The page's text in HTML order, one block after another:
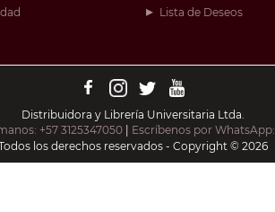
Lista de Deseos
Distribuidora y Librería Universitaria Ltda.
+57 3125347050
Escríbenos por WhatsApp:
los derechos reservados - Copyright © 2026